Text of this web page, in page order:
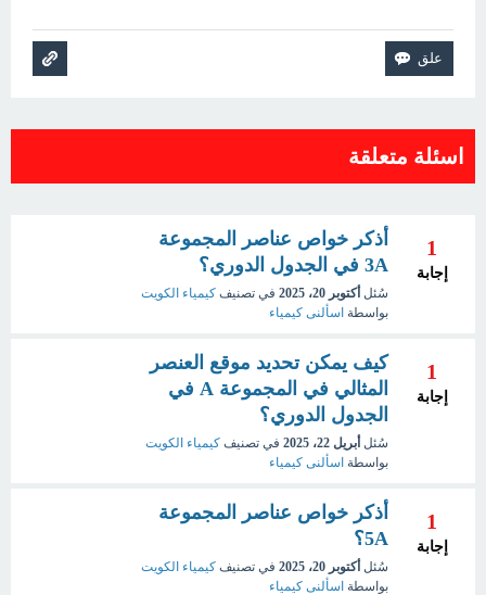
اسئلة متعلقة
1
إجابة
أذكر خواص عناصر المجموعة
3A في الجدول الدوري؟
سُئل أكتوبر 20، 2025 في تصنيف كيمياء الكويت
بواسطة اسألنى كيمياء
1
إجابة
كيف يمكن تحديد موقع العنصر
المثالي في المجموعة A في
الجدول الدوري؟
سُئل أبريل 22، 2025 في تصنيف كيمياء الكويت
بواسطة اسألنى كيمياء
1
إجابة
أذكر خواص عناصر المجموعة
5A؟
سُئل أكتوبر 20، 2025 في تصنيف كيمياء الكويت
بواسطة اسألنى كيمياء